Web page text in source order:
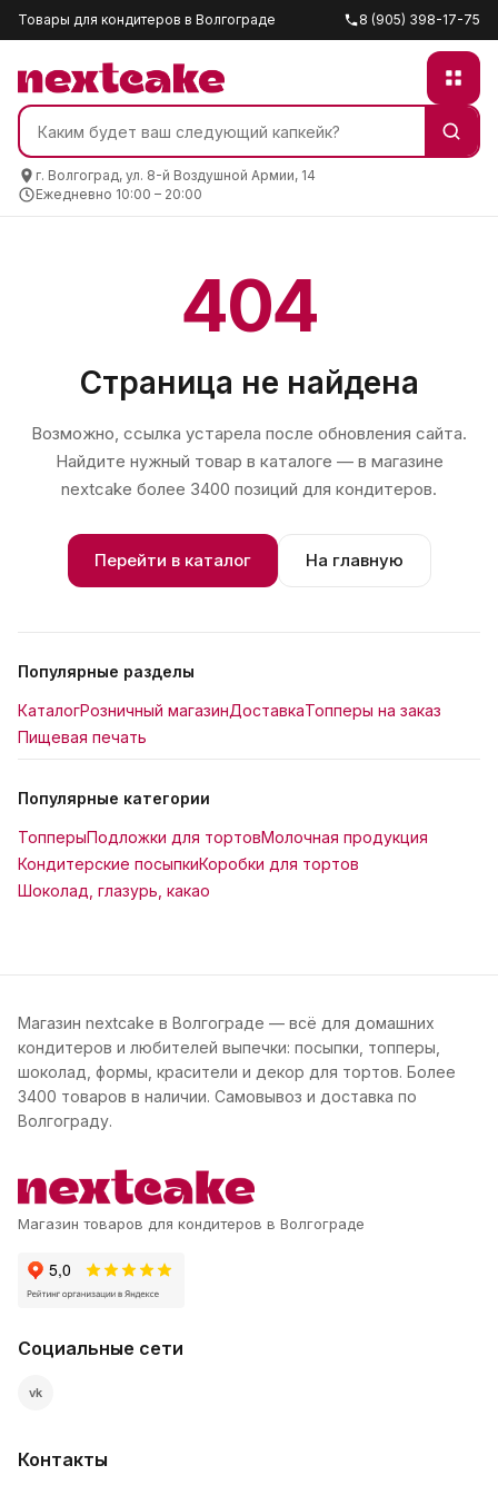
Товары для кондитеров в Волгограде 8 (905) 398-17-75
г. Волгоград, ул. 8-й Воздушной Армии, 14
Ежедневно 10:00 – 20:00
404
Страница не найдена
Возможно, ссылка устарела после обновления сайта.
Найдите нужный товар в каталоге — в магазине
nextcake более 3400 позиций для кондитеров.
Перейти в каталог На главную
Популярные разделы
КаталогРозничный магазинДоставкаТопперы на заказ
Пищевая печать
Популярные категории
ТопперыПодложки для тортовМолочная продукция
Кондитерские посыпкиКоробки для тортов
Шоколад, глазурь, какао
Магазин nextcake в Волгограде — всё для домашних
кондитеров и любителей выпечки: посыпки, топперы,
шоколад, формы, красители и декор для тортов. Более
3400 товаров в наличии. Самовывоз и доставка по
Волгограду.
Магазин товаров для кондитеров в Волгограде
Социальные сети
vk
Контакты